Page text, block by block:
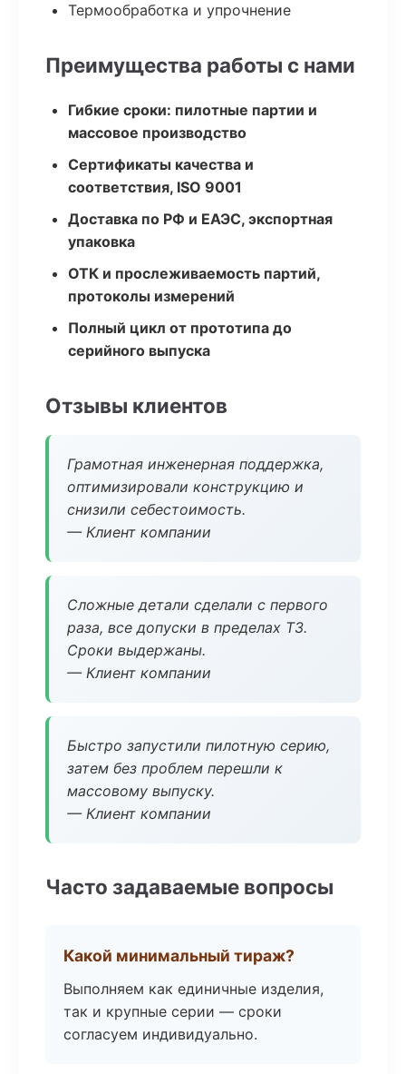
Термообработка и упрочнение
Преимущества работы с нами
Гибкие сроки: пилотные партии и
массовое производство
Сертификаты качества и
соответствия, ISO 9001
Доставка по РФ и ЕАЭС, экспортная
упаковка
ОТК и прослеживаемость партий,
протоколы измерений
Полный цикл от прототипа до
серийного выпуска
Отзывы клиентов
Грамотная инженерная поддержка,
оптимизировали конструкцию и
снизили себестоимость.
— Клиент компании
Сложные детали сделали с первого
раза, все допуски в пределах ТЗ.
Сроки выдержаны.
— Клиент компании
Быстро запустили пилотную серию,
затем без проблем перешли к
массовому выпуску.
— Клиент компании
Часто задаваемые вопросы
Какой минимальный тираж?
Выполняем как единичные изделия,
так и крупные серии — сроки
согласуем индивидуально.